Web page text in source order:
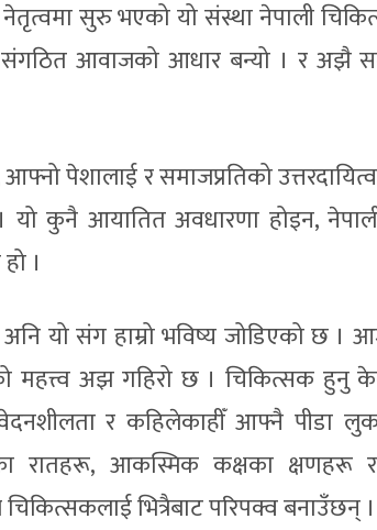
नेतृत्वमा सुरु भएको यो संस्था नेपाली
आवाजको आधार बन्यो । र अझै
पेशालाई र समाजप्रतिको
कुनै आयातित अवधारणा होइन,
।
अनि यो संग हाम्रो भविष्य जोडिएको
महत्त्व अझ गहिरो छ । चिकित्सक हुनु
र कहिलेकाहीँ आफ्नै पीडा
रातहरू, आकस्मिक कक्षका क्षणहरू
भित्रैबाट परिपक्व बनाउँछन् ।